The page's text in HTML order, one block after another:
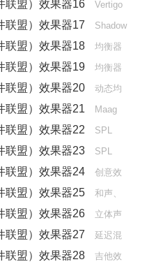
联盟）效果器16 Vertigo
联盟）效果器17
Shadow
联盟）效果器18 均衡器
联盟）效果器19 均衡器
联盟）效果器20
动态均
联盟）效果器21 Maag
联盟）效果器22 SPL
联盟）效果器23 SPL
联盟）效果器24
创意效
联盟）效果器25
和声、
联盟）效果器26
立体声
联盟）效果器27
延迟混
联盟）效果器28
吉他效